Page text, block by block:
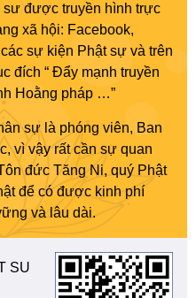
được truyền hình trực
xã hội: Facebook,
sự kiện Phật sự và trên
đích “ Đẩy mạnh truyền
Hoằng pháp …”
sự là phóng viên, Ban
vì vậy rất cần sự quan
đức Tăng Ni, quý Phật
để có được kinh phí
và lâu dài.
SU